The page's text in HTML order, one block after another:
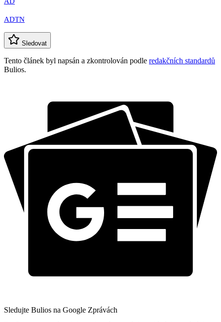
ADTN
Sledovat
Tento článek byl napsán a zkontrolován podle redakčních standardů
Bulios.
Sledujte Bulios na Google Zprávách